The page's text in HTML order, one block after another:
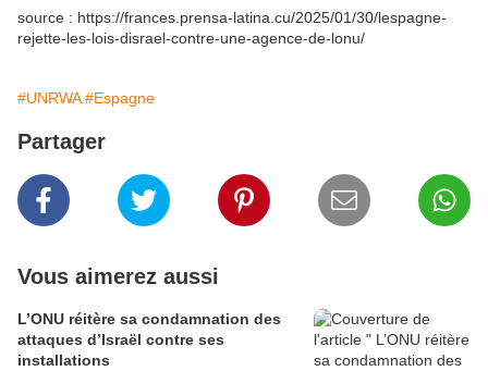
source : https://frances.prensa-latina.cu/2025/01/30/lespagne-
rejette-les-lois-disrael-contre-une-agence-de-lonu/
#UNRWA #Espagne
Partager
Vous aimerez aussi
L’ONU réitère sa condamnation des
attaques d’Israël contre ses
installations